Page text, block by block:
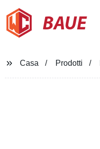
BAUE
Casa Prodotti